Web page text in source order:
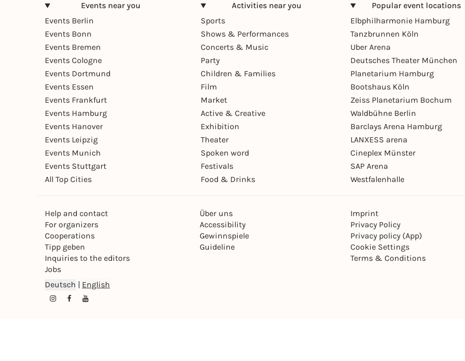
Events near you
Events Berlin
Events Bonn
Events Bremen
Events Cologne
Events Dortmund
Events Essen
Events Frankfurt
Events Hamburg
Events Hanover
Events Leipzig
Events Munich
Events Stuttgart
All Top Cities
Activities near you
Sports
Shows & Performances
Concerts & Music
Party
Children & Families
Film
Market
Active & Creative
Exhibition
Theater
Spoken word
Festivals
Food & Drinks
Popular event locations
Elbphilharmonie Hamburg
Tanzbrunnen Köln
Uber Arena
Deutsches Theater München
Planetarium Hamburg
Bootshaus Köln
Zeiss Planetarium Bochum
Waldbühne Berlin
Barclays Arena Hamburg
LANXESS arena
Cineplex Münster
SAP Arena
Westfalenhalle
Help and contact
For organizers
Cooperations
Tipp geben
Inquiries to the editors
Jobs
Über uns
Accessibility
Gewinnspiele
Guideline
Imprint
Privacy Policy
Privacy policy (App)
Cookie Settings
Terms & Conditions
Deutsch English